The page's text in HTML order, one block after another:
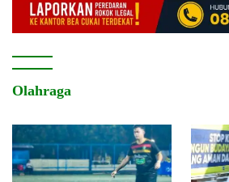
Olahraga